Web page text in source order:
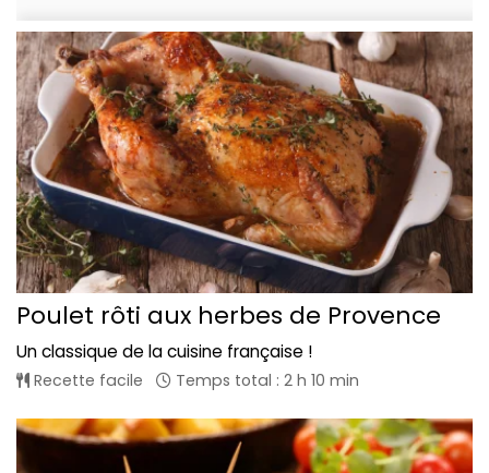
Poulet rôti aux herbes de Provence
Un classique de la cuisine française !
Recette facile Temps total : 2 h 10 min